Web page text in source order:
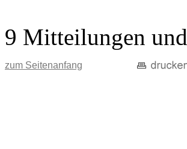
9 Mitteilungen
zum Seitenanfang